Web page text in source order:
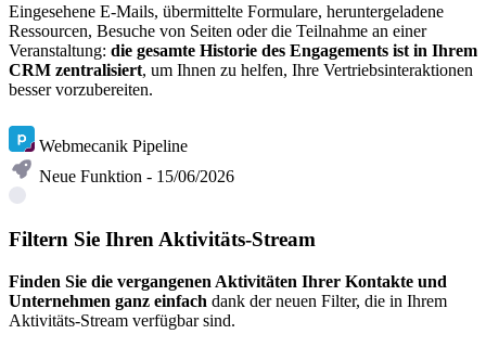
Eingesehene E-Mails, übermittelte Formulare, heruntergeladene
Ressourcen, Besuche von Seiten oder die Teilnahme an einer
Veranstaltung: die gesamte Historie des Engagements ist in Ihrem
CRM zentralisiert, um Ihnen zu helfen, Ihre Vertriebsinteraktionen
besser vorzubereiten.
Webmecanik Pipeline
Neue Funktion - 15/06/2026
Filtern Sie Ihren Aktivitäts-Stream
Finden Sie die vergangenen Aktivitäten Ihrer Kontakte und
Unternehmen ganz einfach dank der neuen Filter, die in Ihrem
Aktivitäts-Stream verfügbar sind.